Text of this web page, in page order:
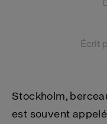
Écrit
Stockholm,
est souvent